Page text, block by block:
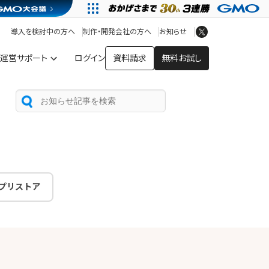
運営サポート ログイン 資料請求 無料お試し
導入を検討中の方へ 制作・開発会社の方へ お知らせ
アプリストア
ヘルプを見る
ヘルプセンター
リストア